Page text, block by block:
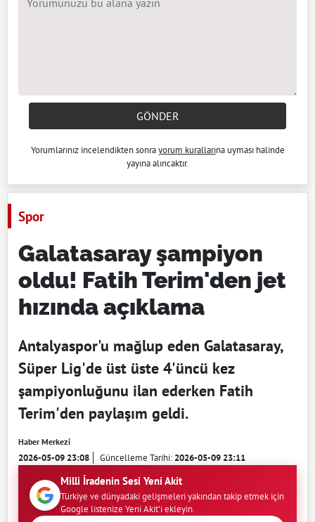
GÖNDER
Yorumlarınız incelendikten sonrayorum kurallarına uyması halinde
yayına alıncaktır.
Spor
Galatasaray şampiyon
oldu! Fatih Terim'den jet
hızında açıklama
Antalyaspor'u mağlup eden Galatasaray,
Süper Lig'de üst üste 4'üncü kez
şampiyonluğunu ilan ederken Fatih
Terim'den paylaşım geldi.
Haber Merkezi
2026-05-09 23:08 Güncelleme Tarihi:2026-05-09 23:11
Milli İradenin Sesi Yeni Akit
Türkiye ve dünyadaki gelişmeleri yakından takip etmek için
Google listenize Yeni Akit'i ekleyin.